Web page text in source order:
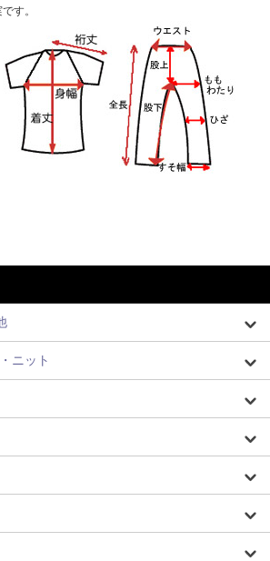
す。
ニット